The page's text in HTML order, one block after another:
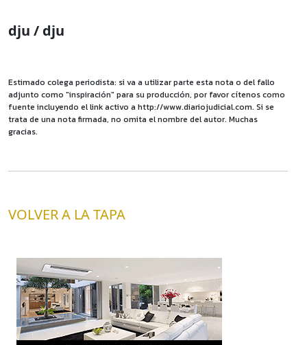
dju / dju
Estimado colega periodista: si va a utilizar parte esta nota o del fallo
adjunto como "inspiración" para su producción, por favor cítenos como
fuente incluyendo el link activo a http://www.diariojudicial.com. Si se
trata de una nota firmada, no omita el nombre del autor. Muchas
gracias.
VOLVER A LA TAPA